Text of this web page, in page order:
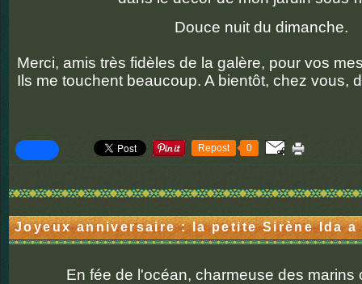
Douce nuit du dimanche.
Merci, amis très fidèles de la galère, pour vos
Ils me touchent beaucoup. A bientôt, chez vous,
Repost 0
Joyeux anniversaire : la petite Sirène Ida a
En fée de l'océan, charmeuse des marins